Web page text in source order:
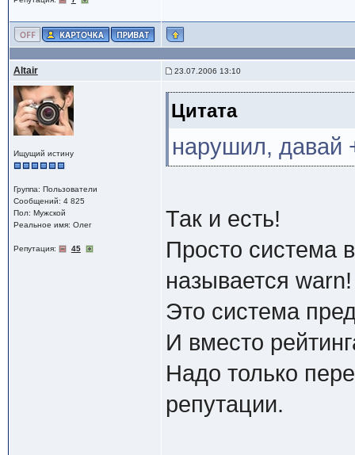
Altair 23.07.2006 13:10
Ищущий истину
Группа: Пользователи
Сообщений: 4 825
Пол: Мужской
Реальное имя: Олег
Репутация: 45
Цитата
нарушил, давай
Так и есть!
Просто система
называется warn!
Это система
И вместо
Надо только
репутации.